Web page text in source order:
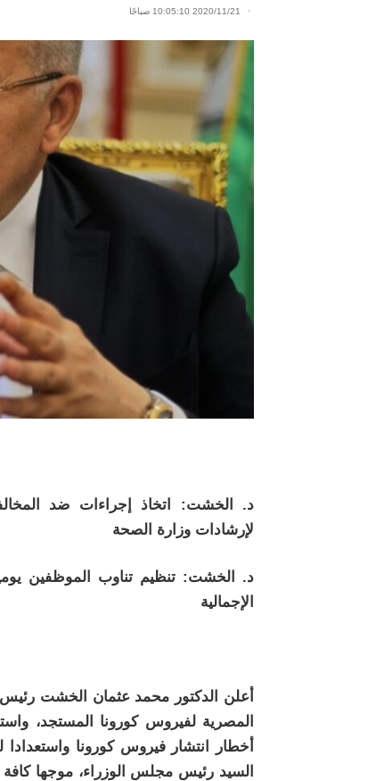
2020/11/21 10:05:10 صباحًا
د. الخشت: اتخاذ إجراءات ضد
لإرشادات وزارة الصحة
د. الخشت: تنظيم تناوب الموظفين
الإجمالية
أعلن الدكتور محمد عثمان الخشت رئيس
المصرية لفيروس كورونا المستجد،
أخطار انتشار فيروس كورونا واستعدادا
السيد رئيس مجلس الوزراء، موجها كافة